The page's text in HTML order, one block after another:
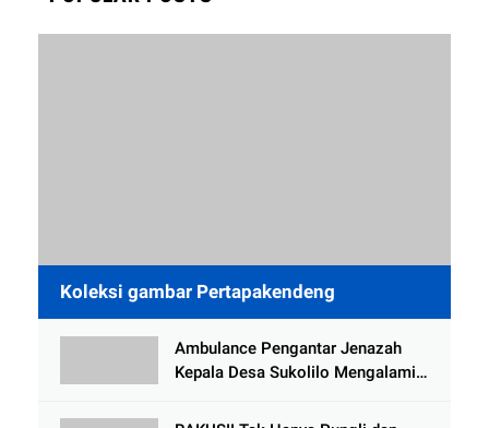
Koleksi gambar Pertapakendeng
Ambulance Pengantar Jenazah
Kepala Desa Sukolilo Mengalami
Meninggal Dunia